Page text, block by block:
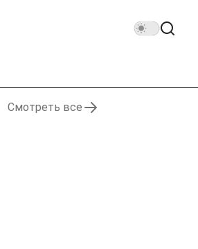
Смотреть все